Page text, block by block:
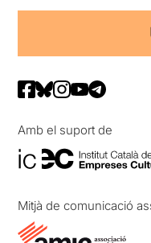
Amb el suport de
Mitjà de comunicació